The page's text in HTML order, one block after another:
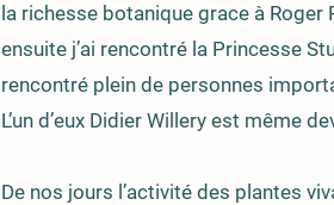
la richesse botanique grace à Roger
ensuite j’ai rencontré la Princesse
rencontré plein de personnes
L’un d’eux Didier Willery est même
De nos jours l’activité des plantes